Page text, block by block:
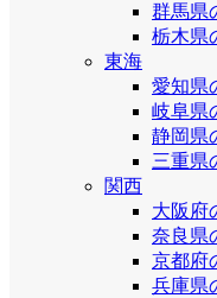
群馬県
栃木県
東海
愛知県
岐阜県
静岡県
三重県
関西
大阪府
奈良県
京都府
兵庫県